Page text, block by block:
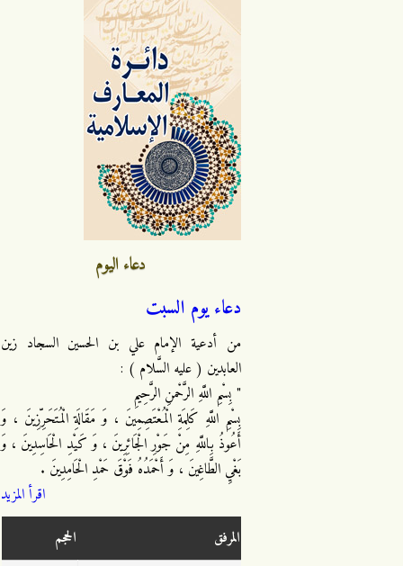
دعاء اليوم
دعاء يوم السبت
من أدعية الإمام علي بن الحسين السجاد زين
العابدين ( عليه السَّلام ) :
" بِسْمِ اللَّهِ الرَّحْمنِ الرَّحِيمِ
بِسْمِ اللَّهِ كَلِمَةِ الْمُعْتَصِمِينَ ، وَ مَقَالَةِ الْمُتَحَرِّزِينَ ، وَ
أَعُوذُ بِاللَّهِ مِنْ جَوْرِ الْجَائِرِينَ ، وَ كَيْدِ الْحَاسِدِينَ ، وَ
بَغْيِ الطَّاغِينَ ، وَ أَحْمَدُهُ فَوْقَ حَمْدِ الْحَامِدِينَ .
اقرأ المزيد
المرفق
الحجم